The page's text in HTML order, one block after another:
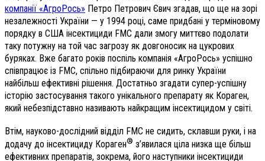
компанії «АгроРось» Петро Петрович Євич згадав, що ще на зорі
незалежності України — у 1994 році, саме придбані у терміновому
порядку в США інсектициди FMC дали змогу миттєво подолати
таку потужну на той час загрозу як довгоносик на цукрових
буряках. Вже багато років поспіль компанія «АгроРось» успішно
співпрацює із FMC, спільно підбираючи для ринку України
найбільш ефективні рішення. Достатньо згадати супер-успішну
історію застосування такого унікального препарату як Кораген,
який небезпідставно називають найкращим інсектицидом у світі.
Втім, науково-дослідний відділ FMC не сидить, склавши руки, і на
додачу до інсектициду Кораген® з’явилася ціла низка ще більш
ефективних препаратів, зокрема, його наступники інсектициди